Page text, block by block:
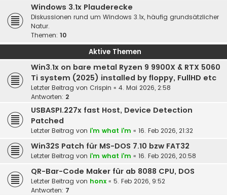
Windows 3.1x Plauderecke
Diskussionen rund um Windows 3.1x, häufig grundsätzlicher
Natur.
Themen: 10
Aktive Themen
Win3.1x on bare metal Ryzen 9 9900X & RTX 5060
Ti system (2025) installed by floppy, FullHD etc
Letzter Beitrag von Crispin « 4. Mai 2026, 2:58
Antworten: 2
USBASPI.227x fast Host, Device Detection
Patched
Letzter Beitrag von i'm what i'm « 16. Feb 2026, 21:32
Win32S Patch für MS-DOS 7.10 bzw FAT32
Letzter Beitrag von i'm what i'm « 16. Feb 2026, 20:58
QR-Bar-Code Maker für ab 8088 CPU, DOS
Letzter Beitrag von honx « 5. Feb 2026, 9:52
Antworten: 7